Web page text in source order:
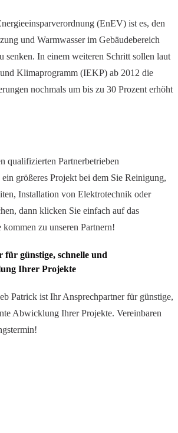
(EnEV) ist es, den
und Warmwasser im Gebäudebereich
senken. In einem weiteren Schritt sollen laut
Klimaprogramm (IEKP) ab 2012 die
nochmals um bis zu 30 Prozent erhöht
qualifizierten Partnerbetrieben
größeres Projekt bei dem Sie Reinigung,
Installation von Elektrotechnik oder
dann klicken Sie einfach auf das
zu unseren Partnern!
günstige, schnelle und
Ihrer Projekte
Patrick ist Ihr Ansprechpartner für günstige,
Abwicklung Ihrer Projekte. Vereinbaren